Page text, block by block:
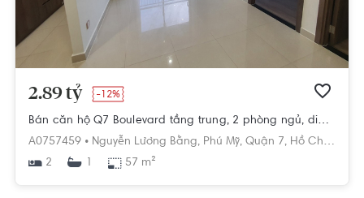
2.89 tỷ -12%
Bán căn hộ Q7 Boulevard tầng trung, 2 phòng ngủ, diện tích 57m2, ban công hướng Bắc
A0757459 • Nguyễn Lương Bằng, Phú Mỹ, Quận 7, Hồ Chí Minh
2
1 57 m²